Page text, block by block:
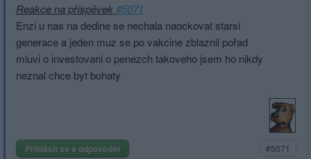
Reakce na příspěvek#5071
Enzi u nas na dedine se nechala naockovat starsi
generace a jeden muz se po vakcine zblaznil pořad
mluvi o investovani o penezch takoveho jsem ho nikdy
neznal chce byt bohaty
Přihlásit se a odpovědět #5071